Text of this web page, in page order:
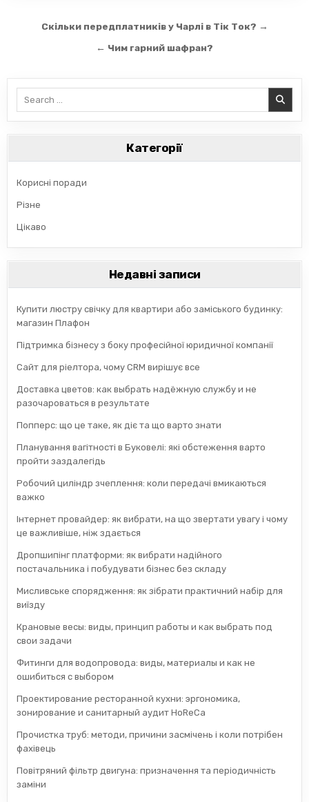
Навігація
Скільки передплатників у Чарлі в Тік Ток? →
← Чим гарний шафран?
Категорії
Корисні поради
Різне
Цікаво
Недавні записи
Купити люстру свічку для квартири або заміського будинку:
магазин Плафон
Підтримка бізнесу з боку професійної юридичної компанії
Сайт для ріелтора, чому CRM вирішує все
Доставка цветов: как выбрать надёжную службу и не
разочароваться в результате
Попперс: що це таке, як діє та що варто знати
Планування вагітності в Буковелі: які обстеження варто
пройти заздалегідь
Робочий циліндр зчеплення: коли передачі вмикаються
важко
Інтернет провайдер: як вибрати, на що звертати увагу і чому
це важливіше, ніж здається
Дропшипінг платформи: як вибрати надійного
постачальника і побудувати бізнес без складу
Мисливське спорядження: як зібрати практичний набір для
виїзду
Крановые весы: виды, принцип работы и как выбрать под
свои задачи
Фитинги для водопровода: виды, материалы и как не
ошибиться с выбором
Проектирование ресторанной кухни: эргономика,
зонирование и санитарный аудит HoReCa
Прочистка труб: методи, причини засмічень і коли потрібен
фахівець
Повітряний фільтр двигуна: призначення та періодичність
заміни